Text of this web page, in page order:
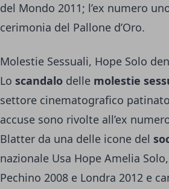
del Mondo 2011; l’ex numero
cerimonia del Pallone d’Oro.
Molestie Sessuali, Hope Solo
Lo scandalo delle molestie
settore cinematografico
accuse sono rivolte all’ex
Blatter da una delle icone del
nazionale Usa Hope Amelia
Pechino 2008 e Londra 2012 e